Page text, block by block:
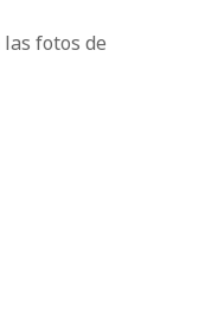
las fotos de